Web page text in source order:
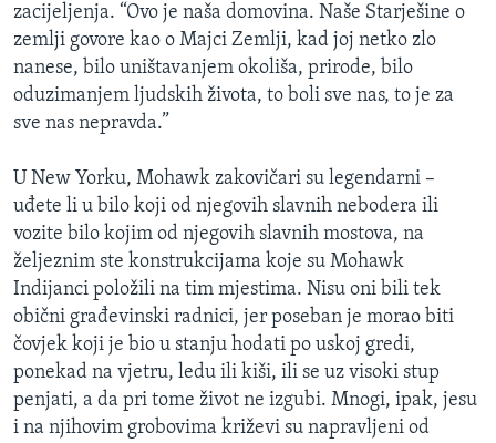
zacijeljenja. “Ovo je naša domovina. Naše Starješine o
zemlji govore kao o Majci Zemlji, kad joj netko zlo
nanese, bilo uništavanjem okoliša, prirode, bilo
oduzimanjem ljudskih života, to boli sve nas, to je za
sve nas nepravda.”
U New Yorku, Mohawk zakovičari su legendarni –
uđete li u bilo koji od njegovih slavnih nebodera ili
vozite bilo kojim od njegovih slavnih mostova, na
željeznim ste konstrukcijama koje su Mohawk
Indijanci položili na tim mjestima. Nisu oni bili tek
obični građevinski radnici, jer poseban je morao biti
čovjek koji je bio u stanju hodati po uskoj gredi,
ponekad na vjetru, ledu ili kiši, ili se uz visoki stup
penjati, a da pri tome život ne izgubi. Mnogi, ipak, jesu
i na njihovim grobovima križevi su napravljeni od